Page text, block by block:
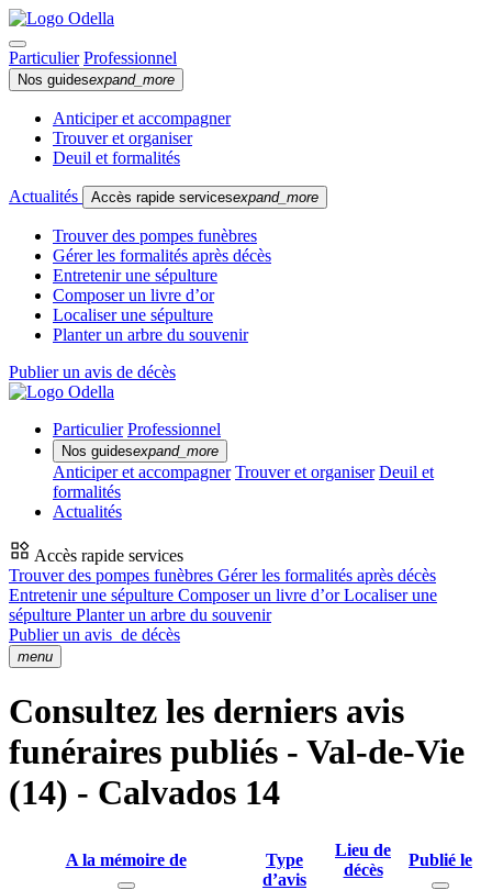
Particulier Professionnel
Nos guidesexpand_more
Anticiper et accompagner
Trouver et organiser
Deuil et formalités
Actualités Accès rapide servicesexpand_more
Trouver des pompes funèbres
Gérer les formalités après décès
Entretenir une sépulture
Composer un livre d’or
Localiser une sépulture
Planter un arbre du souvenir
Publier un avis de décès
Particulier Professionnel
Nos guidesexpand_more
Anticiper et accompagner Trouver et organiser Deuil et
formalités
Actualités
Accès rapide services
Trouver des pompes funèbres Gérer les formalités après décès
Entretenir une sépulture Composer un livre d’orLocaliser une
sépulture Planter un arbre du souvenir
Publier un avis de décès
menu
Consultez les derniers avis
funéraires publiés - Val-de-Vie
(14) - Calvados 14
A la mémoire de
Type
d’avis
Lieu de
décès
Publié le